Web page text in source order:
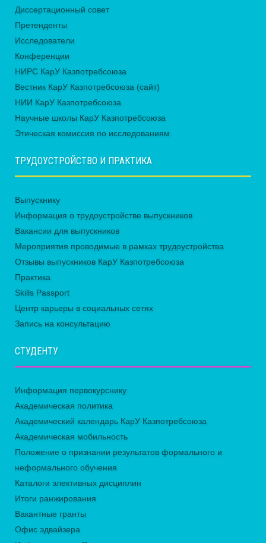
Диссертационный совет
Претенденты
Исследователи
Конференции
НИРС КарУ Казпотребсоюза
Вестник КарУ Казпотребсоюза (сайт)
НИИ КарУ Казпотребсоюза
Научные школы КарУ Казпотребсоюза
Этическая комиссия по исследованиям
ТРУДОУСТРОЙСТВО И ПРАКТИКА
Выпускнику
Информация о трудоустройстве выпускников
Вакансии для выпускников
Мероприятия проводимые в рамках трудоустройства
Отзывы выпускников КарУ Казпотребсоюза
Практика
Skills Passport
Центр карьеры в социальных сетях
Запись на консультацию
СТУДЕНТУ
Информация первокурснику
Академическая политика
Академический календарь КарУ Казпотребсоюза
Академическая мобильность
Положение о признании результатов формального и
неформального обучения
Каталоги элективных дисциплин
Итоги ранжирования
Вакантные гранты
Офис эдвайзера